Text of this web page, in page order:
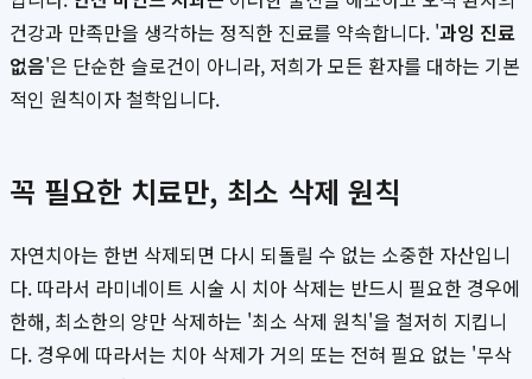
건강과 만족만을 생각하는 정직한 진료를 약속합니다. '과잉 진료
없음'은 단순한 슬로건이 아니라, 저희가 모든 환자를 대하는 기본
적인 원칙이자 철학입니다.
꼭 필요한 치료만, 최소 삭제 원칙
자연치아는 한번 삭제되면 다시 되돌릴 수 없는 소중한 자산입니
다. 따라서 라미네이트 시술 시 치아 삭제는 반드시 필요한 경우에
한해, 최소한의 양만 삭제하는 '최소 삭제 원칙'을 철저히 지킵니
다. 경우에 따라서는 치아 삭제가 거의 또는 전혀 필요 없는 '무삭